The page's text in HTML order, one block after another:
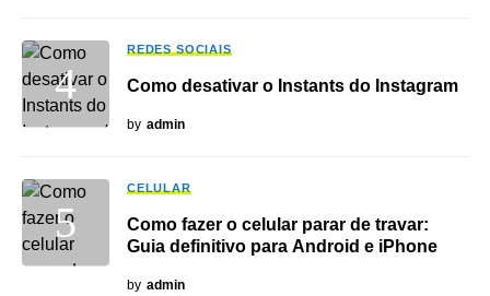
REDES SOCIAIS
Como desativar o Instants do Instagram
by admin
CELULAR
Como fazer o celular parar de travar:
Guia definitivo para Android e iPhone
by admin